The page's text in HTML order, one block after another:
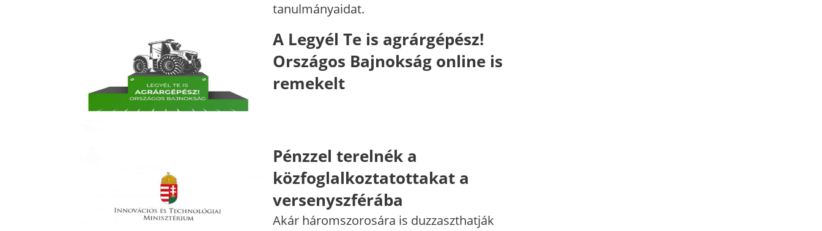
tanulmányaidat.
A Legyél Te is agrárgépész!
Országos Bajnokság online is
remekelt
Pénzzel terelnék a
közfoglalkoztatottakat a
versenyszférába
Akár háromszorosára is duzzaszthatják